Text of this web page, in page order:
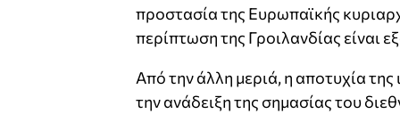
προστασία της Ευρωπαϊκής
περίπτωση της Γροιλανδίας είναι
Από την άλλη μεριά, η αποτυχία της
την ανάδειξη της σημασίας του